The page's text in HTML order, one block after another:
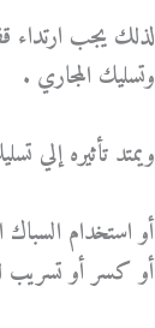
لذلك يجب ارتداء
وتسليك المجاري .
ويمتد تأثيره إلي
أو استخدام
أو كسر أو تسريب